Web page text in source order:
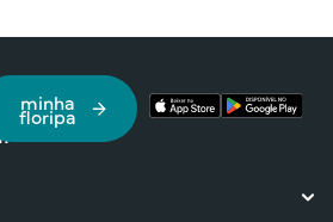
minha
floripa